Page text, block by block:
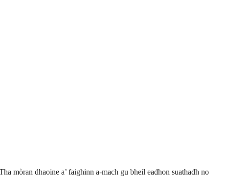
mòran dhaoine a’ faighinn a-mach gu bheil eadhon suathadh no